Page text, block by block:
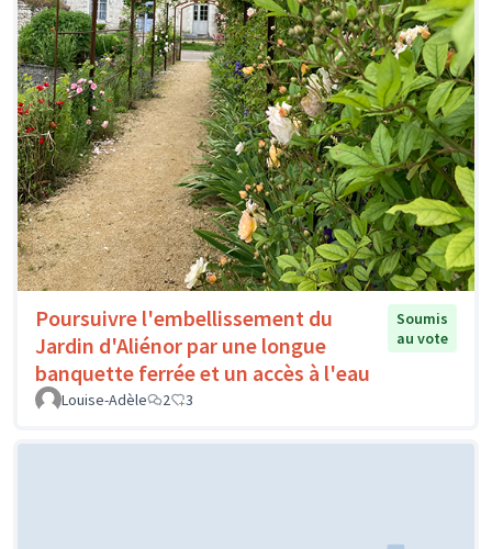
Poursuivre l'embellissement du
Jardin d'Aliénor par une longue
banquette ferrée et un accès à l'eau
Soumis
au vote
Louise-Adèle 2 3